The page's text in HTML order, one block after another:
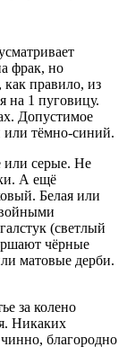
фрак, но
как правило, из
на 1 пуговицу.
Допустимое
или тёмно-синий.
или серые. Не
А ещё
Белая или
(светлый
чёрные
матовые дерби.
за колено
Никаких
благородно